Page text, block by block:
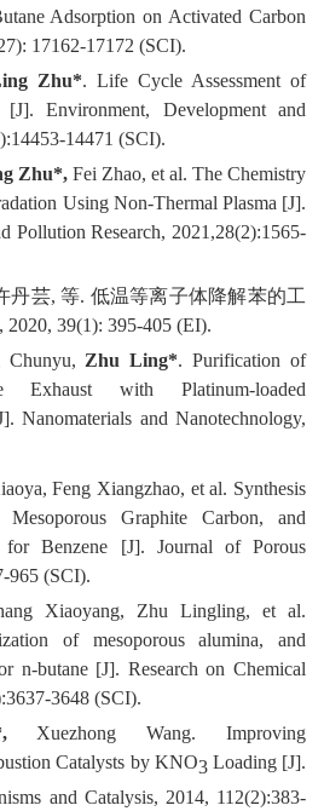
Adsorption on Activated Carbon
17162-17172 (SCI).
Zhu*. Life Cycle Assessment of
Environment, Development and
14471 (SCI).
Zhu*, Fei Zhao, et al. The Chemistry
Using Non-Thermal Plasma [J].
Pollution Research, 2021,28(2):1565-
丹芸, 等. 低温等离子体降解苯的工
39(1): 395-405 (EI).
Chunyu, Zhu Ling*. Purification of
Exhaust with Platinum-loaded
Nanomaterials and Nanotechnology,
Feng Xiangzhao, et al. Synthesis
Graphite Carbon, and
for Benzene [J]. Journal of Porous
965 (SCI).
Xiaoyang, Zhu Lingling, et al.
of mesoporous alumina, and
n-butane [J]. Research on Chemical
3648 (SCI).
Xuezhong Wang. Improving
Catalysts by KNO3 Loading [J].
and Catalysis, 2014, 112(2):383-